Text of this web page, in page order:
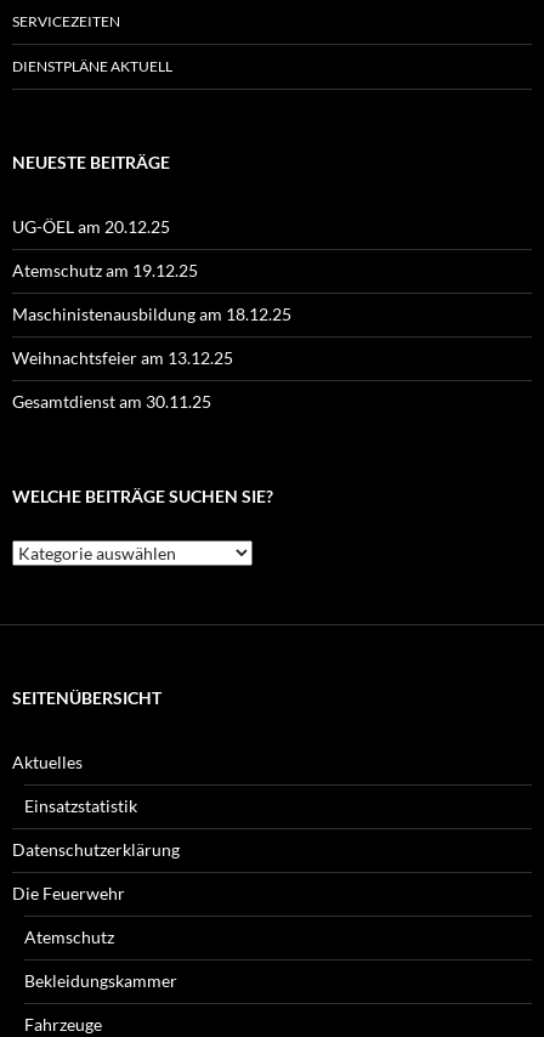
SERVICEZEITEN
DIENSTPLÄNE AKTUELL
NEUESTE BEITRÄGE
UG-ÖEL am 20.12.25
Atemschutz am 19.12.25
Maschinistenausbildung am 18.12.25
Weihnachtsfeier am 13.12.25
Gesamtdienst am 30.11.25
WELCHE BEITRÄGE SUCHEN SIE?
Welche
Beiträge
SEITENÜBERSICHT
Aktuelles
Einsatzstatistik
Datenschutzerklärung
Die Feuerwehr
Atemschutz
Bekleidungskammer
Fahrzeuge